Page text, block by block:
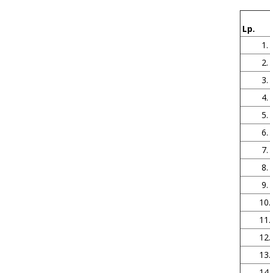
Lp.
1.
2.
3.
4.
5.
6.
7.
8.
9.
10.
11.
12.
13.